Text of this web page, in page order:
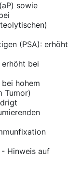
sowie
(PSA): erhöht
erhöht bei
hohem
Tumor)
Hinweis auf